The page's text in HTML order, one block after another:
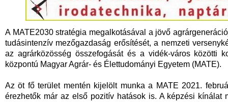
A MATE2030 stratégia megalkotásával a jövő
tudásintenzív mezőgazdaság erősítését, a nemzeti
az agrárközösség összefogását és a vidék-város közötti
központú Magyar Agrár- és Élettudományi Egyetem (MATE).
Az öt fő terület mentén kijelölt munka a MATE 2021.
érezhetők már az első pozitív hatások is. A képzési kínálat